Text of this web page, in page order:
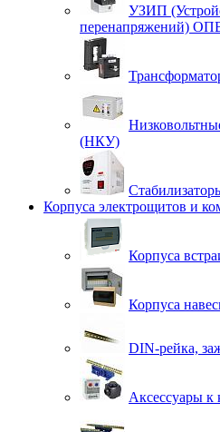
УЗИП
перенапряжений)
(НКУ)
Корпуса электрощитов и
Корпуса
Корпуса
DIN-рейка,
Аксессуары к